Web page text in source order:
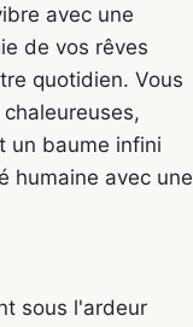
avec une
de vos rêves
quotidien. Vous
un baume infini
humaine avec une
sous l'ardeur